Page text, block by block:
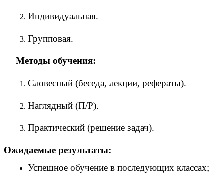
Индивидуальная.
Групповая.
Методы обучения:
Словесный (беседа, лекции, рефераты).
Наглядный (П/Р).
Практический (решение задач).
Ожидаемые результаты:
Успешное обучение в последующих классах;